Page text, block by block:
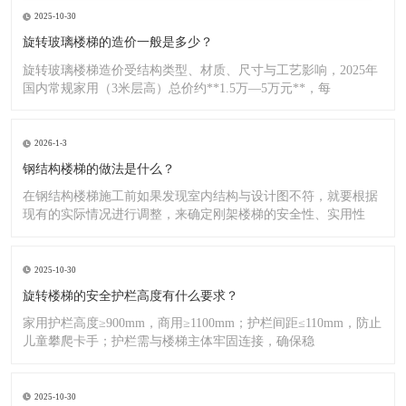
2025-10-30
旋转玻璃楼梯的造价一般是多少？
旋转玻璃楼梯造价受结构类型、材质、尺寸与工艺影响，2025年
国内常规家用（3米层高）总价约**1.5万—5万元**，每
2026-1-3
钢结构楼梯的做法是什么？
在钢结构楼梯施工前如果发现室内结构与设计图不符，就要根据
现有的实际情况进行调整，来确定刚架楼梯的安全性、实用性
2025-10-30
旋转楼梯的安全护栏高度有什么要求？
家用护栏高度≥900mm，商用≥1100mm；护栏间距≤110mm，防止
儿童攀爬卡手；护栏需与楼梯主体牢固连接，确保稳
2025-10-30